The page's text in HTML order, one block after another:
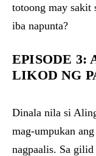
totoong may sakit
iba napunta?
EPISODE 3:
LIKOD NG
Dinala nila si
mag-umpukan
nagpaalis. Sa